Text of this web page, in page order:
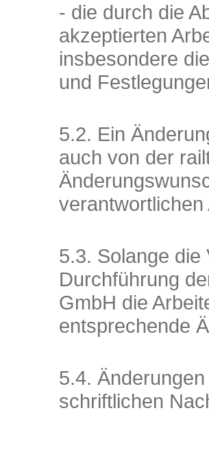
- die durch die
akzeptierten
insbesondere
und
5.2. Ein
auch von der
5.3. Solange
Durchführung
GmbH die
entsprechende
5.4.
schriftlichen